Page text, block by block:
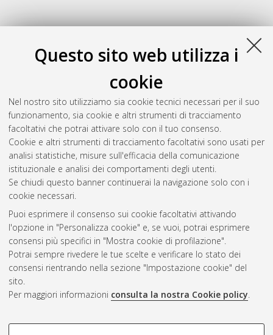
Questo sito web utilizza i
cookie
Nel nostro sito utilizziamo sia cookie tecnici necessari per il suo
funzionamento, sia cookie e altri strumenti di tracciamento
facoltativi che potrai attivare solo con il tuo consenso.
Cookie e altri strumenti di tracciamento facoltativi sono usati per
analisi statistiche, misure sull'efficacia della comunicazione
istituzionale e analisi dei comportamenti degli utenti.
Se chiudi questo banner continuerai la navigazione solo con i
cookie necessari.
Puoi esprimere il consenso sui cookie facoltativi attivando
l'opzione in "Personalizza cookie" e, se vuoi, potrai esprimere
consensi più specifici in "Mostra cookie di profilazione".
Potrai sempre rivedere le tue scelte e verificare lo stato dei
consensi rientrando nella sezione "Impostazione cookie" del
sito.
Per maggiori informazioni consulta la nostra Cookie policy.
COOKIE DI PROFILAZIONE -
Gestione del documento:
Atom
Rss 1.0
Rss 2.0
ISSN: 2038-7946
Impostazioni Cookie